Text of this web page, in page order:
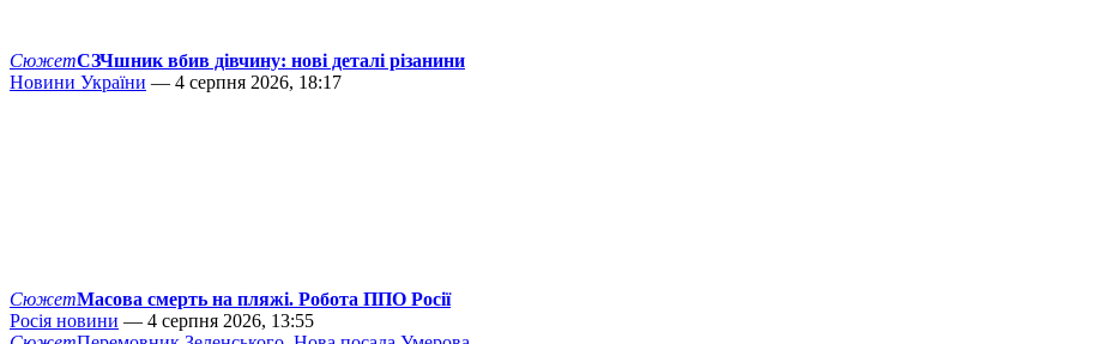
СюжетСЗЧшник вбив дівчину: нові деталі різанини
Новини України — 4 серпня 2026, 18:17
СюжетМасова смерть на пляжі. Робота ППО Росії
Росія новини — 4 серпня 2026, 13:55